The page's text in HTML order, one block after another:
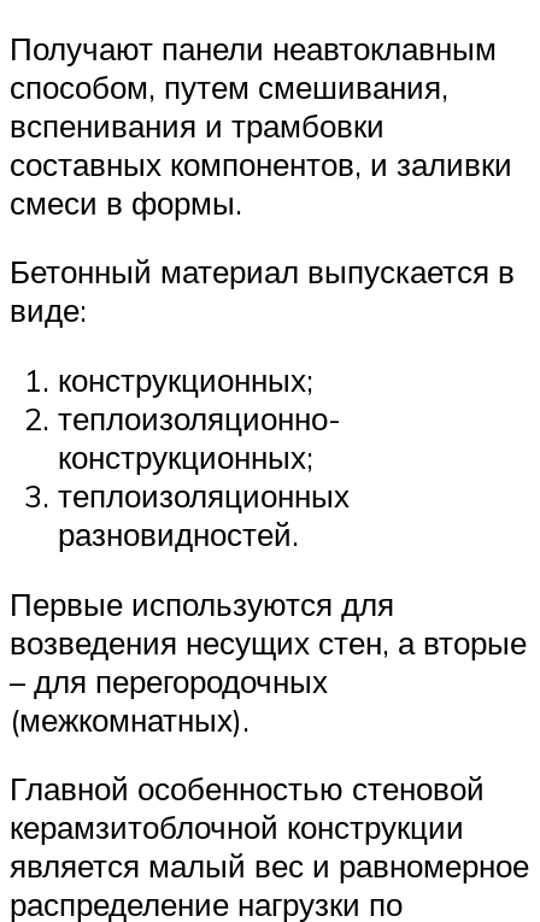
Получают панели неавтоклавным
способом, путем смешивания,
вспенивания и трамбовки
составных компонентов, и заливки
смеси в формы.
Бетонный материал выпускается в
виде:
конструкционных;
теплоизоляционно-
конструкционных;
теплоизоляционных
разновидностей.
Первые используются для
возведения несущих стен, а вторые
– для перегородочных
(межкомнатных).
Главной особенностью стеновой
керамзитоблочной конструкции
является малый вес и равномерное
распределение нагрузки по